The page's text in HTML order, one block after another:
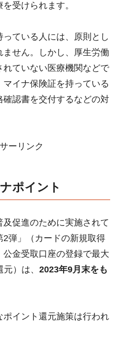
受けられます。
ている人には、原則とし
せん。しかし、厚生労働
ていない医療機関などで
イナ保険証を持っている
確認書を交付するなどの対
ーリンク
ポイント
促進のために実施されて
弾」（カードの新規取得
金受取口座の登録で最大
）は、 2023年9月末をも
イント還元施策は行われ